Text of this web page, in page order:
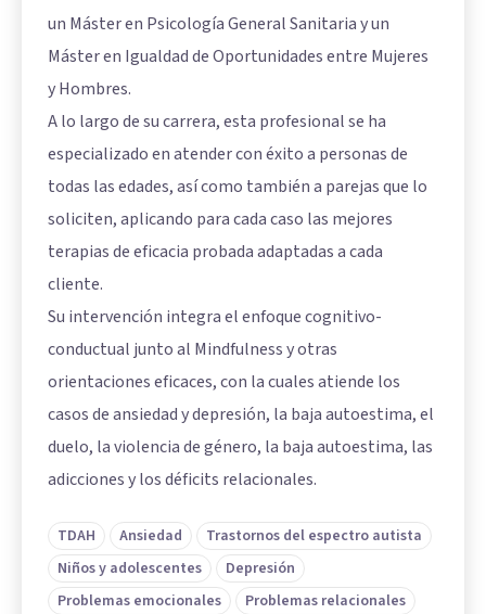
un Máster en Psicología General Sanitaria y un
Máster en Igualdad de Oportunidades entre Mujeres
y Hombres.
A lo largo de su carrera, esta profesional se ha
especializado en atender con éxito a personas de
todas las edades, así como también a parejas que lo
soliciten, aplicando para cada caso las mejores
terapias de eficacia probada adaptadas a cada
cliente.
Su intervención integra el enfoque cognitivo-
conductual junto al Mindfulness y otras
orientaciones eficaces, con la cuales atiende los
casos de ansiedad y depresión, la baja autoestima, el
duelo, la violencia de género, la baja autoestima, las
adicciones y los déficits relacionales.
TDAH Ansiedad
Trastornos del espectro autista
Niños y adolescentes
Depresión
Problemas emocionales
Problemas relacionales